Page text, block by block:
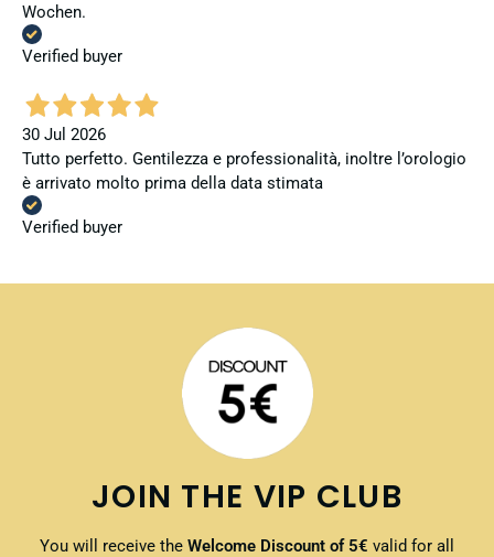
Wochen.
Verified buyer
30 Jul 2026
Tutto perfetto. Gentilezza e professionalità, inoltre l’orologio
è arrivato molto prima della data stimata
Verified buyer
JOIN THE VIP CLUB
You will receive the Welcome Discount of 5€ valid for all